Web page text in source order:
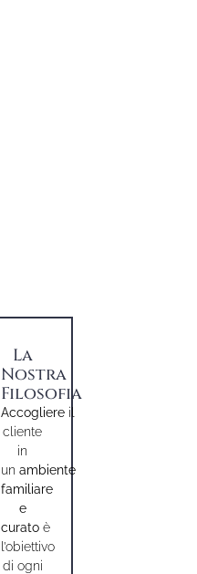
La
Nostra
Filosofia
Accogliere il
cliente
in
unambiente
familiare
e
curato è
l’obiettivo
di ogni